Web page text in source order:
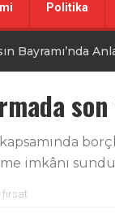
Politika
Bayramı’nda
tepkisi
ilgili düzenleme
imkânı
fırsat